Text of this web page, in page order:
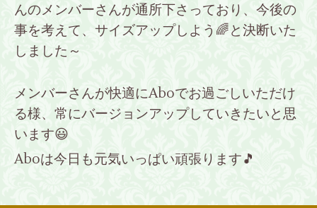
んのメンバーさんが通所下さっており、 今後の
事を考えて、サイズアップしよう🌈と決断いた
しました～
メンバーさんが快適にAboでお過ごしいただけ
る様、常にバージョンアップしていきたいと思
います😃
Aboは今日も元気いっぱい頑張ります🎵